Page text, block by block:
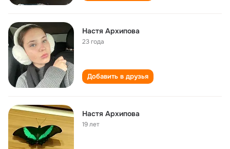
Настя Архипова
23 года
Добавить в друзья
Настя Архипова
19 лет